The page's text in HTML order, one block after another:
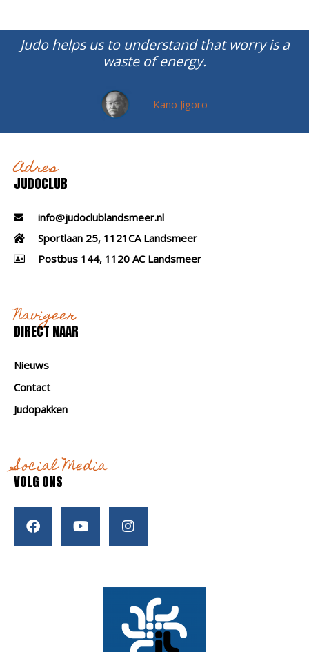
Judo helps us to understand that worry is a
waste of energy.
- Kano Jigoro -
Adres
JUDOCLUB
info@judoclublandsmeer.nl
Sportlaan 25, 1121CA Landsmeer
Postbus 144, 1120 AC Landsmeer
Navigeer
DIRECT NAAR
Nieuws
Contact
Judopakken
Social Media
VOLG ONS